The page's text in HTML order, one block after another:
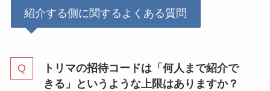
紹介する側に関するよくある質問
トリマの招待コードは「何人まで紹介で
きる」というような上限はありますか？